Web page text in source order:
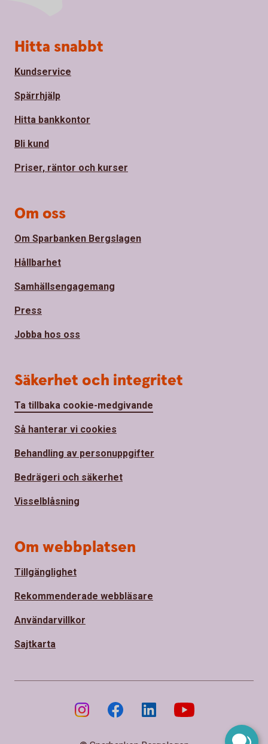
Sidfot
Hitta snabbt
Kundservice
Spärrhjälp
Hitta bankkontor
Bli kund
Priser, räntor och kurser
Om oss
Om Sparbanken Bergslagen
Hållbarhet
Samhällsengagemang
Press
Jobba hos oss
Säkerhet och integritet
Ta tillbaka cookie-medgivande
Så hanterar vi cookies
Behandling av personuppgifter
Bedrägeri och säkerhet
Visselblåsning
Om webbplatsen
Tillgänglighet
Rekommenderade webbläsare
Användarvillkor
Sajtkarta